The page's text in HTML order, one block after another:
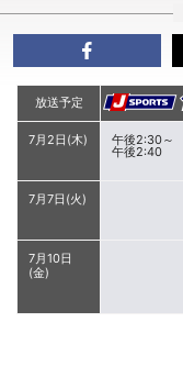
放送予定
7月2日(木) 午後2:30～
午後2:40
7月7日(火)
7月10日
(金)